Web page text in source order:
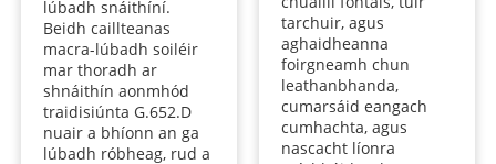
lúbadh snáithíní.
Beidh caillteanas
macra-lúbadh soiléir
mar thoradh ar
shnáithín aonmhód
traidisiúnta G.652.D
nuair a bhíonn an ga
lúbadh róbheag, rud a
tarchuir, agus
aghaidheanna
foirgneamh chun
leathanbhanda,
cumarsáid eangach
cumhachta, agus
nascacht líonra